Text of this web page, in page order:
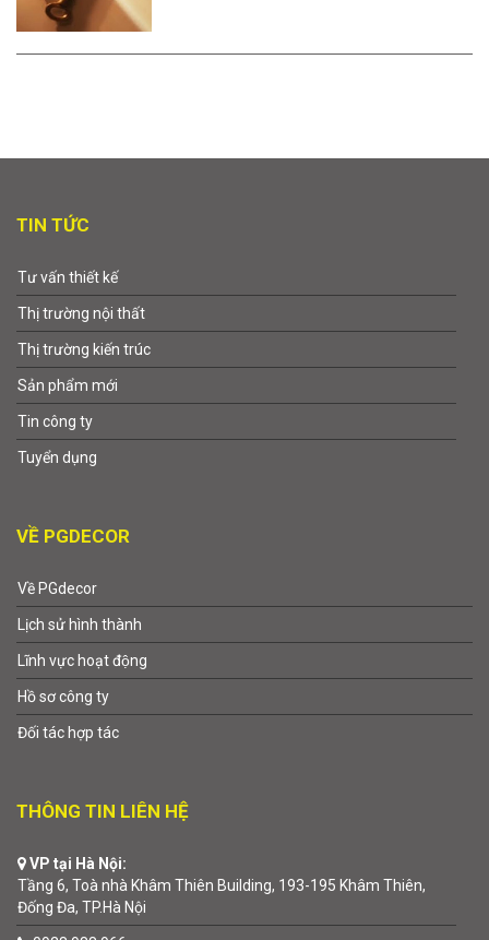
TIN TỨC
Tư vấn thiết kế
Thị trường nội thất
Thị trường kiến trúc
Sản phẩm mới
Tin công ty
Tuyển dụng
VỀ PGDECOR
Về PGdecor
Lịch sử hình thành
Lĩnh vực hoạt động
Hồ sơ công ty
Đối tác hợp tác
THÔNG TIN LIÊN HỆ
VP tại Hà Nội:
Tầng 6, Toà nhà Khâm Thiên Building, 193-195 Khâm Thiên,
Đống Đa, TP.Hà Nội